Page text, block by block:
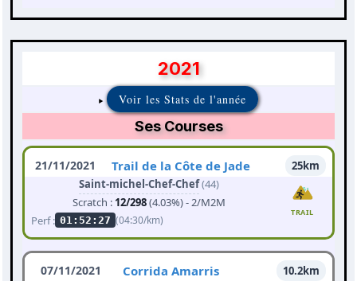
2021
Voir les Stats de l'année
Ses Courses
21/11/2021 Trail de la Côte de Jade
25km
Saint-michel-Chef-Chef(44)
Scratch : 12/298(4.03%) - 2/M2M
Perf : 01:52:27 (04:30/km)
TRAIL
07/11/2021 Corrida Amarris
10.2km